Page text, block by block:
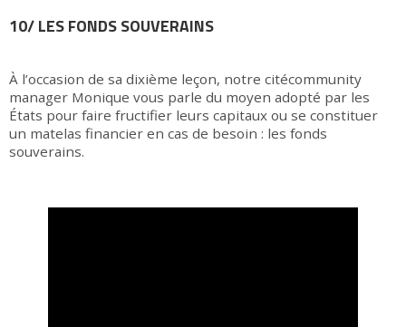
10/ LES FONDS SOUVERAINS
À l’occasion de sa dixième leçon, notre citécommunity
manager Monique vous parle du moyen adopté par les
États pour faire fructifier leurs capitaux ou se constituer
un matelas financier en cas de besoin : les fonds
souverains.